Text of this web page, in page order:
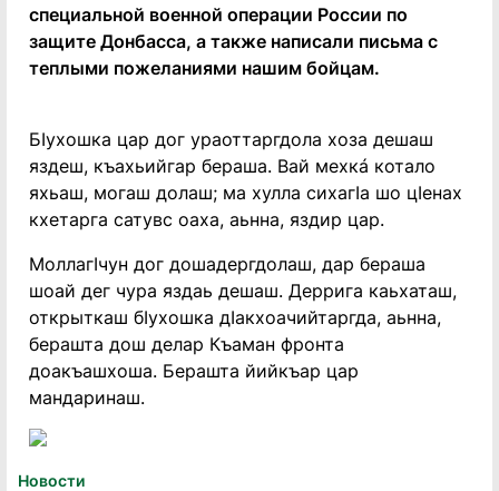
Новости
специальной военной операции России по
защите Донбасса, а также написали письма с
теплыми пожеланиями нашим бойцам.
БIухошка цар дог ураоттаргдола хоза дешаш
яздеш, къахьийгар бераша. Вай мехкá котало
яхьаш, могаш долаш; ма хулла сихагIа шо цIенах
кхетарга сатувс оаха, аьнна, яздир цар.
МоллагIчун дог дошадергдолаш, дар бераша
шоай дег чура яздаь дешаш. Деррига каьхаташ,
открыткаш бIухошка дIакхоачийтаргда, аьнна,
берашта дош делар Къаман фронта
доакъашхоша. Берашта йийкъар цар
мандаринаш.